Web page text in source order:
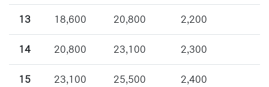
13 18,600 20,800 2,200
14 20,800 23,100 2,300
15 23,100 25,500 2,400